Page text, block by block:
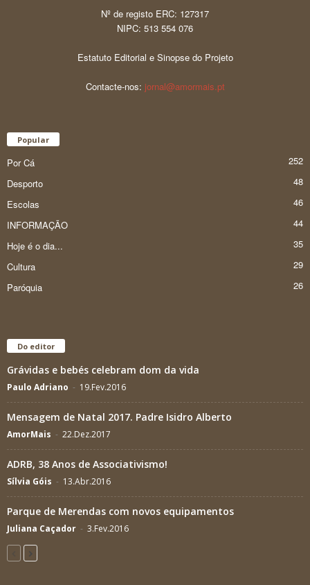
Nº de registo ERC: 127317
NIPC: 513 554 076
Estatuto Editorial e Sinopse do Projeto
Contacte-nos: jornal@amormais.pt
Popular
Por Cá
252
Desporto
48
Escolas
46
INFORMAÇÃO
44
Hoje é o dia...
35
Cultura
29
Paróquia
26
Do editor
Grávidas e bebés celebram dom da vida
Paulo Adriano - 19.Fev.2016
Mensagem de Natal 2017. Padre Isidro Alberto
AmorMais - 22.Dez.2017
ADRB, 38 Anos de Associativismo!
Sílvia Góis - 13.Abr.2016
Parque de Merendas com novos equipamentos
Juliana Caçador - 3.Fev.2016